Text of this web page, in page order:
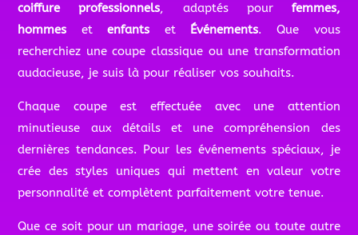
coiffure professionnels, adaptés pour femmes,
hommes etenfants et Événements. Que vous
recherchiez une coupe classique ou une transformation
audacieuse, je suis là pour réaliser vos souhaits.
Chaque coupe est effectuée avec une attention
minutieuse aux détails et une compréhension des
dernières tendances. Pour les événements spéciaux, je
crée des styles uniques qui mettent en valeur votre
personnalité et complètent parfaitement votre tenue.
Que ce soit pour un mariage, une soirée ou toute autre